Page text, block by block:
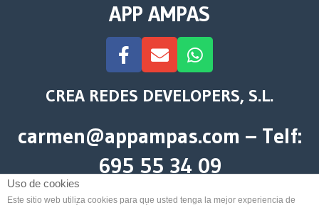
APP AMPAS
CREA REDES DEVELOPERS, S.L.
carmen@appampas.com – Telf:
695 55 34 09
Uso de cookies
Este sitio web utiliza cookies para que usted tenga la mejor experiencia de